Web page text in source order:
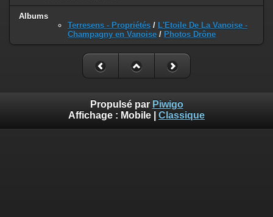
Albums
Terresens - Propriétés / L'Etoile De La Vanoise -
Champagny en Vanoise / Photos Drône
Propulsé par Piwigo
Affichage : Mobile Classique